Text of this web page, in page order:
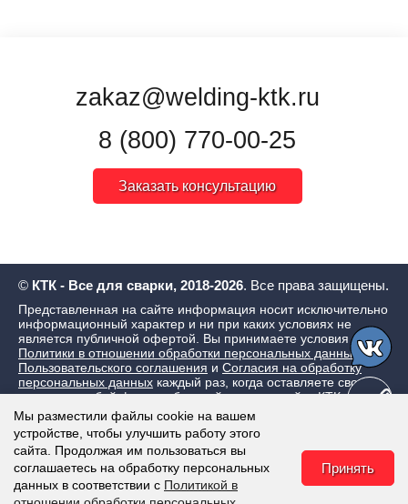
zakaz@welding-ktk.ru
8 (800) 770-00-25
Заказать консультацию
Мы разместили файлы cookie на вашем
устройстве, чтобы улучшить работу этого
сайта. Продолжая им пользоваться вы
соглашаетесь на обработку персональных
данных в соответствии с Политикой в
Принять
© КТК - Все для сварки, 2018-2026. Все права защищены.
Представленная на сайте информация носит исключительно
информационный характер и ни при каких условиях не
является публичной офертой. Вы принимаете условия
Политики в отношении обработки персональных данных ,
Пользовательского соглашения и Согласия на обработку
персональных данных каждый раз, когда оставляете свои
данные в любой форме обратной связи на сайте КТК - Все
для сварки